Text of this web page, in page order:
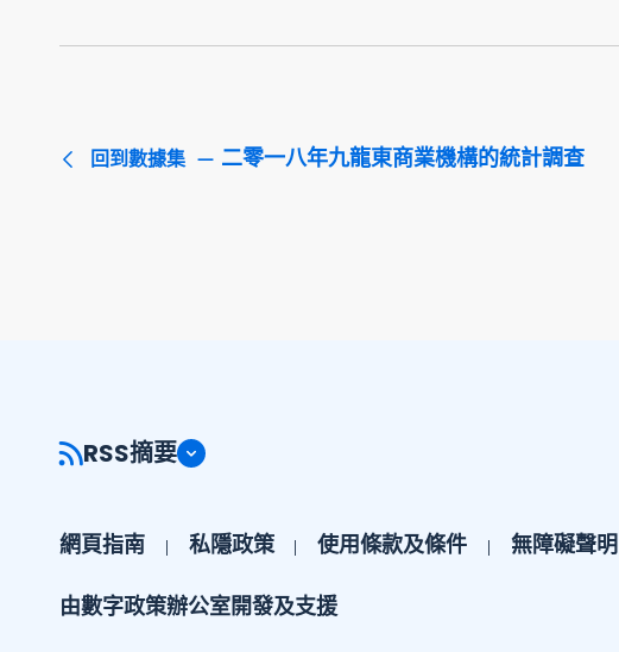
回到數據集 二零一八年九龍東商業機構的統計調查
RSS摘要
網頁指南 私隱政策 使用條款及條件 無障礙聲明
由數字政策辦公室開發及支援